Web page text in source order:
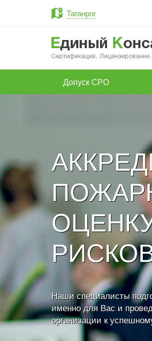
Таганрог
Допуск СРО
Наши специалисты
именно для Вас и
организации к